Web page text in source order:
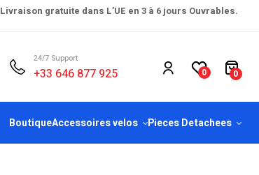
Livraison gratuite dans L’UE en 3 à 6 jours Ouvrables.
24/7 Support
+33 646 877 925 0 0
BoutiqueAccessoires velos Pieces Detachees